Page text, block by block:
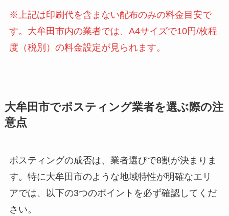
※上記は印刷代を含まない配布のみの料金目安で
す。大牟田市内の業者では、A4サイズで10円/枚程
度（税別）の料金設定が見られます。
大牟田市でポスティング業者を選ぶ際の注
意点
ポスティングの成否は、業者選びで8割が決まりま
す。特に大牟田市のような地域特性が明確なエリ
アでは、以下の3つのポイントを必ず確認してくだ
さい。